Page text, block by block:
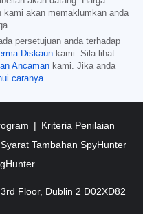
kami akan memaklumkan anda
persetujuan anda terhadap
Diskaun kami. Sila lihat
Ancaman kami. Jika anda
caranya
Kriteria Penilaian
Tambahan SpyHunter
Floor, Dublin 2 D02XD82